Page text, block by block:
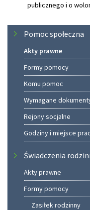
publicznego i o
MenuPomoc społeczna
Akty prawne
Formy pomocy
Komu pomoc
Wymagane
Rejony socjalne
Godziny i miejsce
Świadczenia
Akty prawne
Formy pomocy
Zasiłek rodzinny